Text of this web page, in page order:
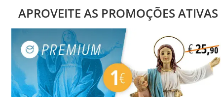
APROVEITE AS PROMOÇÕES ATIVAS